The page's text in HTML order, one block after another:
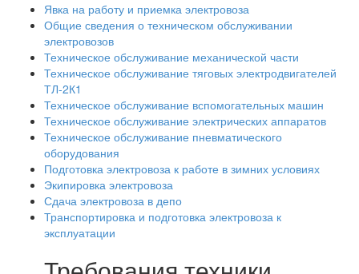
Явка на работу и приемка электровоза
Общие сведения о техническом обслуживании
электровозов
Техническое обслуживание механической части
Техническое обслуживание тяговых электродвигателей
ТЛ-2К1
Техническое обслуживание вспомогательных машин
Техническое обслуживание электрических аппаратов
Техническое обслуживание пневматического
оборудования
Подготовка электровоза к работе в зимних условиях
Экипировка электровоза
Сдача электровоза в депо
Транспортировка и подготовка электровоза к
эксплуатации